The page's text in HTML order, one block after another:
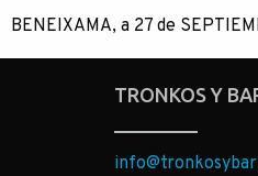
BENEIXAMA, a 27 de
TRONKOS Y